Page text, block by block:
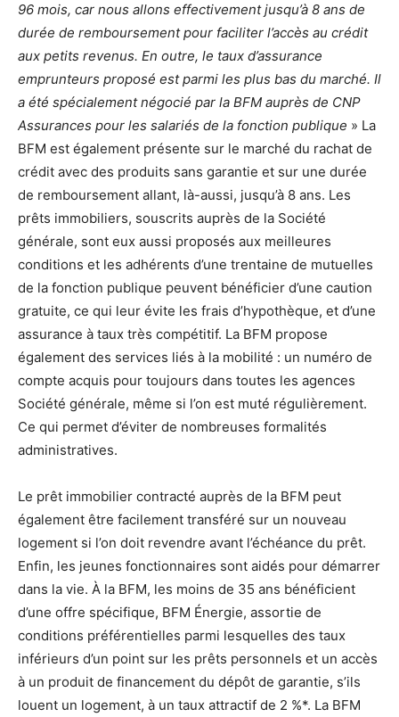
96 mois, car nous allons effectivement jusqu’à 8 ans de
durée de remboursement pour faciliter l’accès au crédit
aux petits revenus. En outre, le taux d’assurance
emprunteurs proposé est parmi les plus bas du marché. Il
a été spécialement négocié par la BFM auprès de CNP
Assurances pour les salariés de la fonction publique » La
BFM est également présente sur le marché du rachat de
crédit avec des produits sans garantie et sur une durée
de remboursement allant, là-aussi, jusqu’à 8 ans. Les
prêts immobiliers, souscrits auprès de la Société
générale, sont eux aussi proposés aux meilleures
conditions et les adhérents d’une trentaine de mutuelles
de la fonction publique peuvent bénéficier d’une caution
gratuite, ce qui leur évite les frais d’hypothèque, et d’une
assurance à taux très compétitif. La BFM propose
également des services liés à la mobilité : un numéro de
compte acquis pour toujours dans toutes les agences
Société générale, même si l’on est muté régulièrement.
Ce qui permet d’éviter de nombreuses formalités
administratives.
Le prêt immobilier contracté auprès de la BFM peut
également être facilement transféré sur un nouveau
logement si l’on doit revendre avant l’échéance du prêt.
Enfin, les jeunes fonctionnaires sont aidés pour démarrer
dans la vie. À la BFM, les moins de 35 ans bénéficient
d’une offre spécifique, BFM Énergie, assortie de
conditions préférentielles parmi lesquelles des taux
inférieurs d’un point sur les prêts personnels et un accès
à un produit de financement du dépôt de garantie, s’ils
louent un logement, à un taux attractif de 2 %*. La BFM